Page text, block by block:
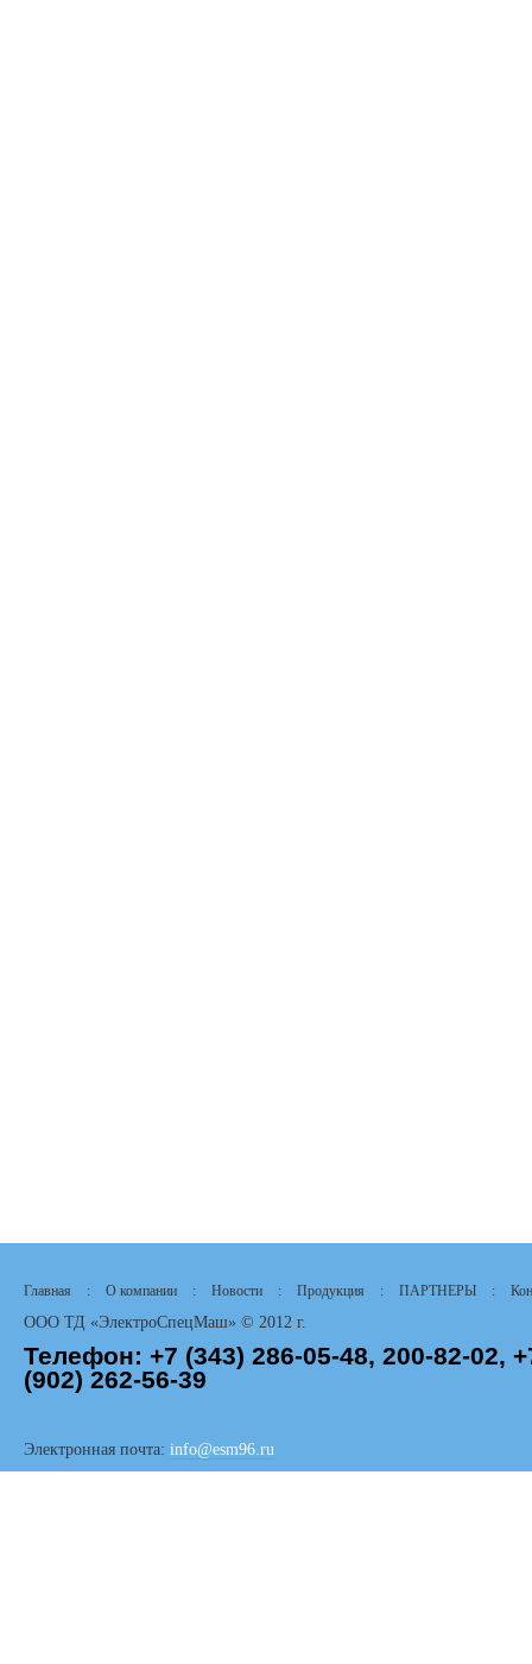
Главная : О компании : Новости : Продукция : ПАРТНЕРЫ :
ООО ТД «ЭлектроСпецМаш» © 2012 г.
Телефон: +7 (343) 286-05-48, 200-82-02,
(902) 262-56-39
Электронная почта: info@esm96.ru